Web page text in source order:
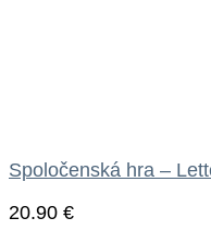
Spoločenská hra –
20.90 €